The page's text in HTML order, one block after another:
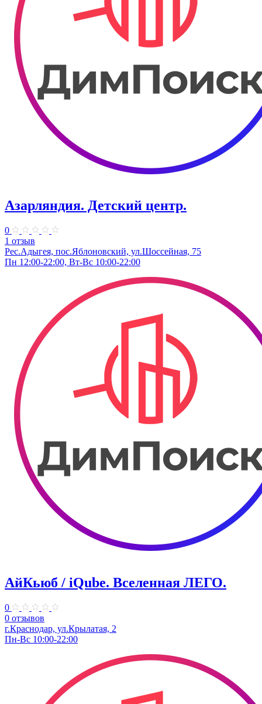
Азарляндия. ​Детский центр.
0
1 отзыв
Рес.Адыгея, пос.Яблоновский, ул.Шоссейная, 75
Пн 12:00-22:00, Вт-Вс 10:00-22:00
АйКьюб / iQube. Вселенная ЛЕГО.
0
0 отзывов
г.Краснодар, ул.Крылатая, 2
Пн-Вс 10:00-22:00